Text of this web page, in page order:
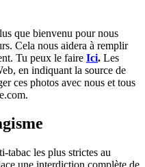
que bienvenu pour nous
Cela nous aidera à remplir
Tu peux le faire Ici. Les
en indiquant la source de
ces photos avec nous et tous
tabac les plus strictes au